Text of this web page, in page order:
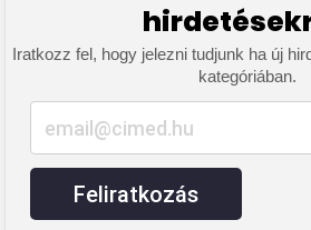
Iratkozz fel, hogy jelezni tudjunk ha új
kategóriában.
Feliratkozás